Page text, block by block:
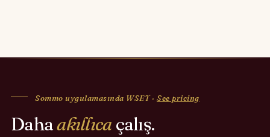
Sommo uygulamasında WSET ·See pricing
Dahaakıllıca çalış.